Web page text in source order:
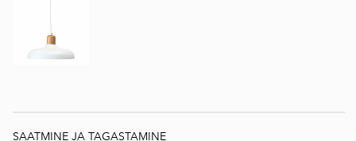
SAATMINE JA TAGASTAMINE